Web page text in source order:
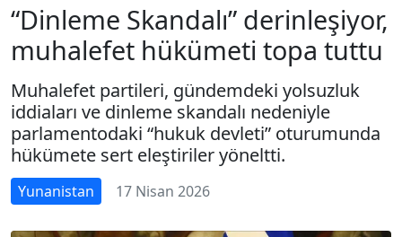
“Dinleme Skandalı” derinleşiyor,
muhalefet hükümeti topa tuttu
Muhalefet partileri, gündemdeki yolsuzluk
iddiaları ve dinleme skandalı nedeniyle
parlamentodaki “hukuk devleti” oturumunda
hükümete sert eleştiriler yöneltti.
Yunanistan 17 Nisan 2026